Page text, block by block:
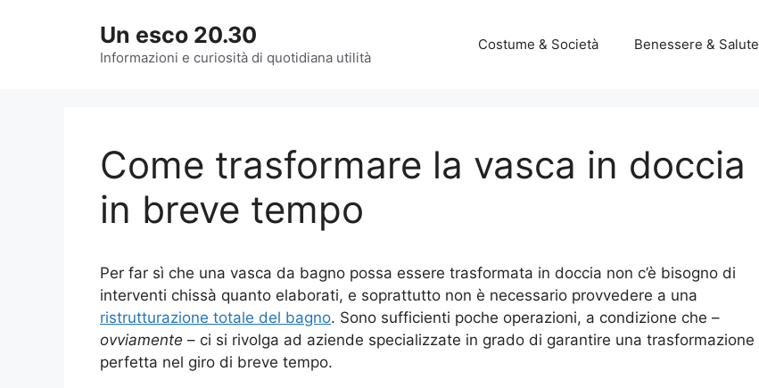
Un esco 20.30
Informazioni e curiosità di quotidiana utilità
Costume & Società Benessere & Salute
Come trasformare la vasca in doccia
in breve tempo
Per far sì che una vasca da bagno possa essere trasformata in doccia non c’è bisogno di
interventi chissà quanto elaborati, e soprattutto non è necessario provvedere a una
ristrutturazione totale del bagno. Sono sufficienti poche operazioni, a condizione che –
ovviamente – ci si rivolga ad aziende specializzate in grado di garantire una trasformazione
perfetta nel giro di breve tempo.